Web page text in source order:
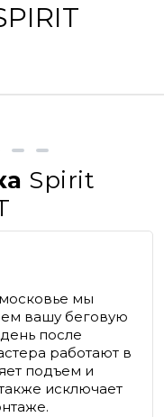
Spirit
мы
вашу беговую
после
работают в
подъем и
исключает